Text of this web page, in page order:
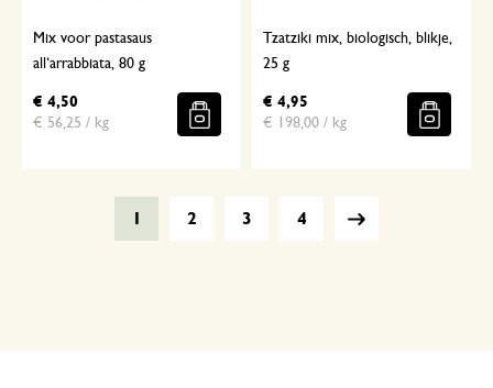
Mix voor pastasaus
all‘arrabbiata, 80 g
€ 4,50
€ 56,25 / kg
Tzatziki mix, biologisch, blikje,
25 g
€ 4,95
€ 198,00 / kg
2 3 4